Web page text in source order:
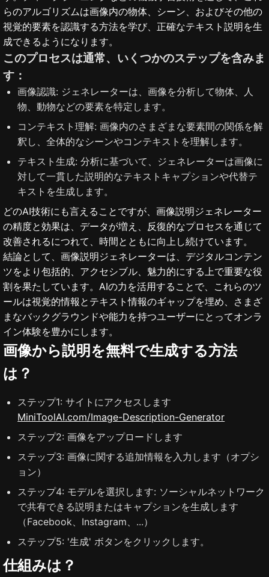
らのアルゴリズムは画像内の物体、シーン、およびその他の
視覚的要素を認識する方法を学び、正確なテキスト説明を生
成できるようになります。
このプロセスは通常、いくつかのステップを含みま
す：
画像認識: ジェネレーターは、画像を分析して物体、人
物、動物などの要素を特定します。
コンテキスト理解: 画像内のさまざまな要素間の関係を解
釈し、全体的なシーンやコンテキストを理解します。
テキスト生成: 分析に基づいて、ジェネレーターは画像に
対して一貫した説明的なテキストキャプションや代替テ
キストを生成します。
どのAI技術にも言えることですが、画像説明ジェネレーター
の精度と効果は、データが増え、反復的なプロセスを通じて
改善されるにつれて、時間とともに向上し続けています。
結論として、画像説明ジェネレーターは、デジタルコンテン
ツをより包括的、アクセシブル、魅力的にする上で重要な役
割を果たしています。AIの力を活用することで、これらのツ
ールは視覚的情報とテキスト情報のギャップを埋め、さまざ
まなバックグラウンドや能力を持つユーザーにとってオンラ
イン体験を豊かにします。
画像から説明を無料で生成する方法
は？
ステップ1: サイトにアクセスします
MiniToolAI.com/Image-Description-Generator
ステップ2: 画像をアップロードします
ステップ3: 画像に関する追加情報を入力します（オプシ
ョン）
ステップ4: モデルを選択します: ソーシャルネットワーク
で共有できる説明またはキャプションを生成します
（Facebook、Instagram、...）
ステップ5: '生成' ボタンをクリックします。
仕組みは？